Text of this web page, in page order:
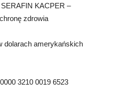
SERAFIN KACPER –
zdrowia
dolarach amerykańskich
3210 0019 6523